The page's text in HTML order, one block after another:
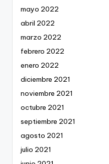
mayo 2022
abril 2022
marzo 2022
febrero 2022
enero 2022
diciembre 2021
noviembre 2021
octubre 2021
septiembre 2021
agosto 2021
julio 2021